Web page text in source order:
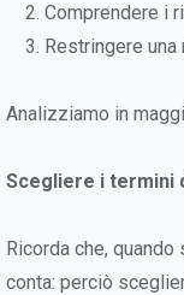
Comprendere i
Restringere
Analizziamo in
Scegliere i termini
Ricorda che,
conta: perciò